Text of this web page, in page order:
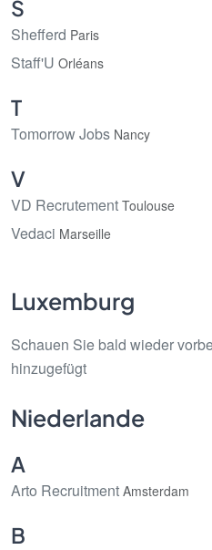
S
Shefferd Paris
Staff'U Orléans
T
Tomorrow Jobs Nancy
V
VD Recrutement Toulouse
Vedaci Marseille
Luxemburg
Schauen Sie bald wieder
hinzugefügt
Niederlande
A
Arto Recruitment Amsterdam
B